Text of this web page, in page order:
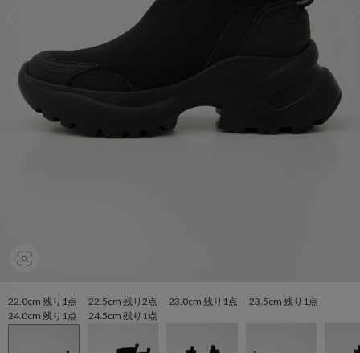
22.0cm 残り1点 22.5cm 残り2点 23.0cm 残り1点 23.5cm 残り1点
24.0cm 残り1点 24.5cm 残り1点